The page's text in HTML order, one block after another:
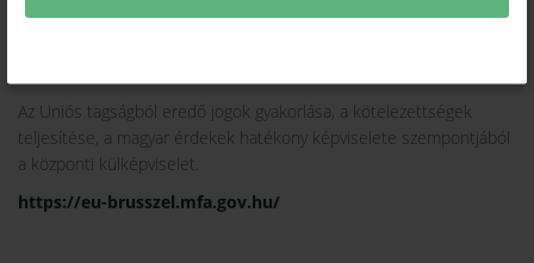
Az Uniós tagságból eredő jogok gyakorlása, a kötelezettségek
teljesítése, a magyar érdekek hatékony képviselete szempontjából
a központi külképviselet.
https://eu-brusszel.mfa.gov.hu/